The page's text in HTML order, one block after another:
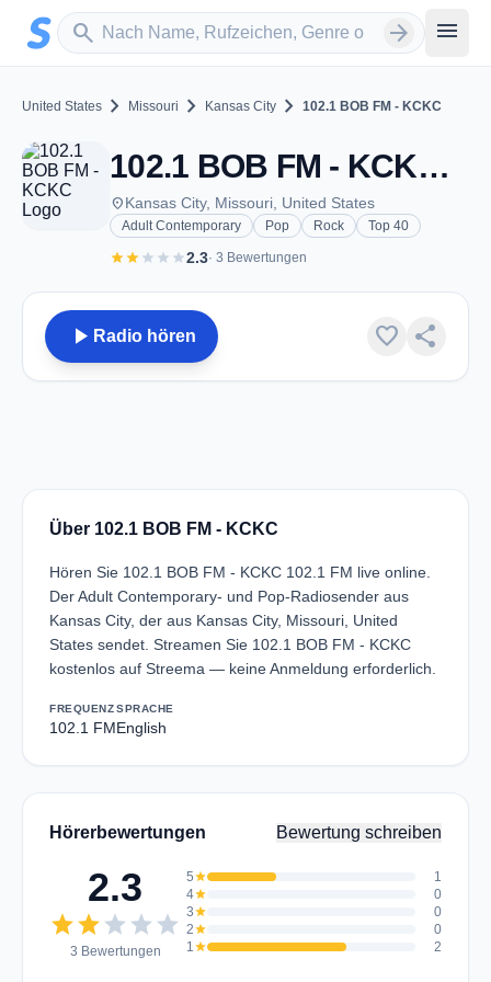
Zum Hauptinhalt springen
search
Sender suchen arrow_forward menu
United States chevron_right Missouri chevron_right Kansas City chevron_right 102.1 BOB FM - KCKC
102.1 BOB FM - KCKC - FM 102.1 - Kansas City, MO
placeKansas City, Missouri, United States
Adult Contemporary Pop Rock Top 40
starstarstar star star2.3· 3 Bewertungen
play_arrow Radio hören favorite share
Über 102.1 BOB FM - KCKC
Hören Sie 102.1 BOB FM - KCKC 102.1 FM live online.
Der Adult Contemporary- und Pop-Radiosender aus
Kansas City, der aus Kansas City, Missouri, United
States sendet. Streamen Sie 102.1 BOB FM - KCKC
kostenlos auf Streema — keine Anmeldung erforderlich.
FREQUENZ
102.1 FM
SPRACHE
English
Hörerbewertungen Bewertung schreiben
2.3
starstarstar star star
3 Bewertungen
5star
1
4star
0
3star
0
2star
0
1star 2